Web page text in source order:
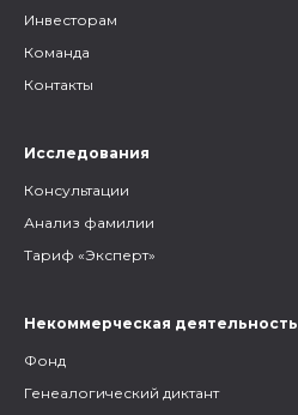
Инвесторам
Команда
Контакты
Исследования
Консультации
Анализ фамилии
Тариф «Эксперт»
Некоммерческая деятельность
Фонд
Генеалогический диктант